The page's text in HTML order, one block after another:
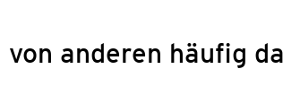
von anderen häufig